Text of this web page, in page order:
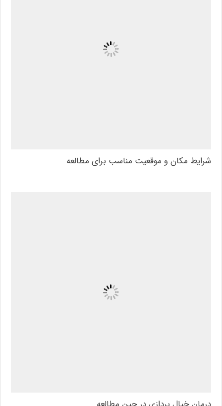
شرایط مکان و موقعیت مناسب برای مطالعه